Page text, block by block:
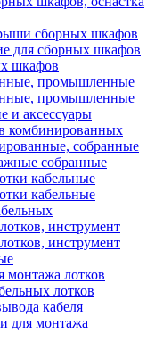
сборных шкафов
для сборных шкафов
шкафов
промышленные
промышленные
и аксессуары
комбинированных
собранные
собранные
кабельные
кабельные
инструмент
инструмент
монтажа лотков
лотков
кабеля
для монтажа